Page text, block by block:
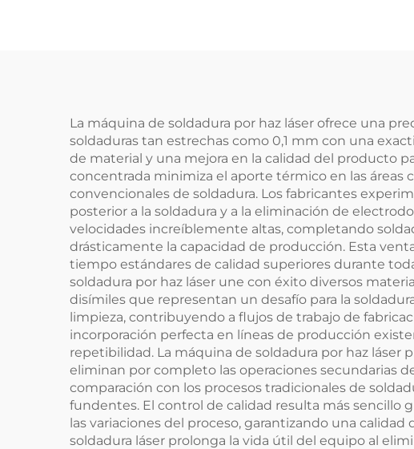
La máquina de soldadura por haz láser ofrece una
soldaduras tan estrechas como 0,1 mm con una
de material y una mejora en la calidad del producto
concentrada minimiza el aporte térmico en las
convencionales de soldadura. Los fabricantes
posterior a la soldadura y a la eliminación de
velocidades increíblemente altas, completando
drásticamente la capacidad de producción. Esta
tiempo estándares de calidad superiores durante
soldadura por haz láser une con éxito diversos
disímiles que representan un desafío para la
limpieza, contribuyendo a flujos de trabajo de
incorporación perfecta en líneas de producción
repetibilidad. La máquina de soldadura por haz
eliminan por completo las operaciones secundarias
comparación con los procesos tradicionales de
fundentes. El control de calidad resulta más
las variaciones del proceso, garantizando una
soldadura láser prolonga la vida útil del equipo al